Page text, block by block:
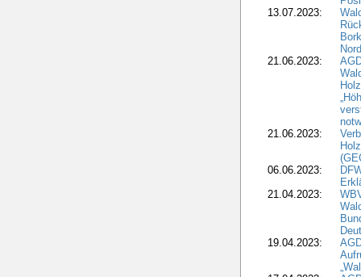
13.07.2023:
21.06.2023:
21.06.2023:
06.06.2023:
21.04.2023:
19.04.2023: